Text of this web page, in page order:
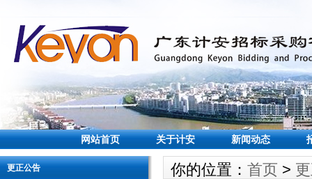
网站首页 关于计安 新闻动态
更正公告 你的位置： 首页 >